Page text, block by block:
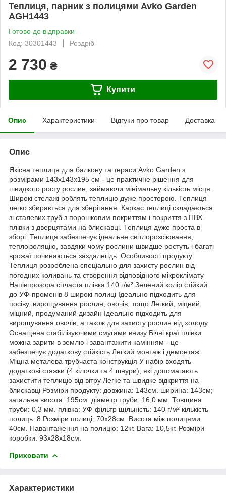
Теплиця, парник з полицями Avko Garden
AGH1443
Готово до відправки
Код: 30301443
Роздріб
2 730 ₴
Купити
Опис Характеристики Відгуки про товар Доставка
Опис
Якісна теплиця для балкону та тераси Avko Garden з
розмірами 143х143х195 см - це практичне рішення для
швидкого росту рослин, займаючи мінімальну кількість місця.
Широкі стелажі роблять теплицю дуже просторою. Теплиця
легко збирається для зберігання. Каркас теплиці складається
зі сталевих труб з порошковим покриттям і покриття з ПВХ
плівки з дверцятами на блискавці. Теплиця дуже проста в
зборі. Теплиця забезпечує ідеальне світлорозсіювання,
теплоізоляцію, завдяки чому рослини швидше ростуть і багаті
врожаї починаються заздалегідь. Особливості продукту:
Теплиця розроблена спеціально для захисту рослин від
погодних коливань та створення відповідного мікроклімату
Напівпрозора сітчаста плівка 140 г/м² Зелений колір стійкий
до УФ-променів 8 широкі полиці Ідеально підходить для
посіву, вирощування рослин, овочів, тощо Легкий, міцний,
міцний, продуманий дизайн Ідеально підходить для
вирощування овочів, а також для захисту рослин від холоду
Оснащена стабілізуючими смугами внизу Бічні краї плівки
можна зарити в землю і завантажити камінням - це
забезпечує додаткову стійкість Легкий монтаж і демонтаж
Міцна металева трубчаста конструкція У набір входять
додаткові стяжки (4 кілочки та 4 шнури), які допомагають
захистити теплицю від вітру Легке та швидке відкриття на
блискавці Розміри продукту: довжина: 143cм. ширина: 143см;
загальна висота: 195см. діаметр труби: 16,0 мм. Товщина
труби: 0,3 мм. плівка: УФ-фільтр щільність: 140 г/м² кількість
полиць: 8 Розміри полиці: 70х28см. Висота між полицями:
40см. Навантаження на полицю: 12кг. Вага: 10,5кг. Розміри
коробки: 93х28х18см.
Приховати
Характеристики